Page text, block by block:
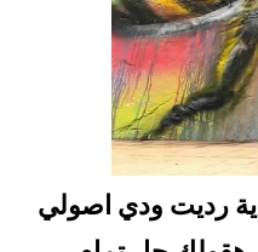
رديت ودي اصولي